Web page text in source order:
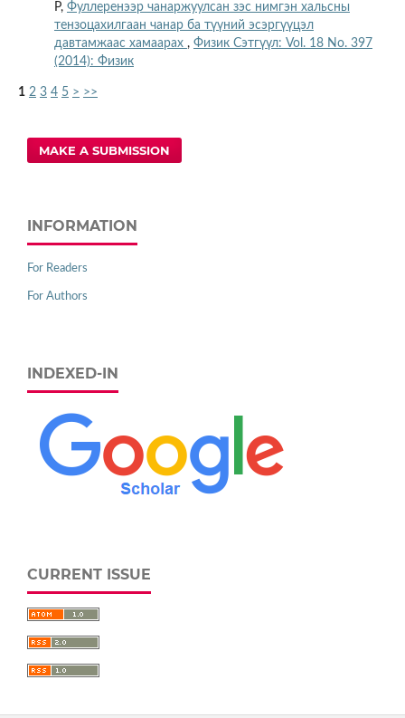
Р, Фуллеренээр чанаржуулсан зэс нимгэн хальсны
тензоцахилгаан чанар ба түүний эсэргүүцэл
давтамжаас хамаарах , Физик Сэтгүүл: Vol. 18 No. 397
(2014): Физик
1 2 3 4 5 > >>
MAKE A SUBMISSION
INFORMATION
For Readers
For Authors
INDEXED-IN
CURRENT ISSUE